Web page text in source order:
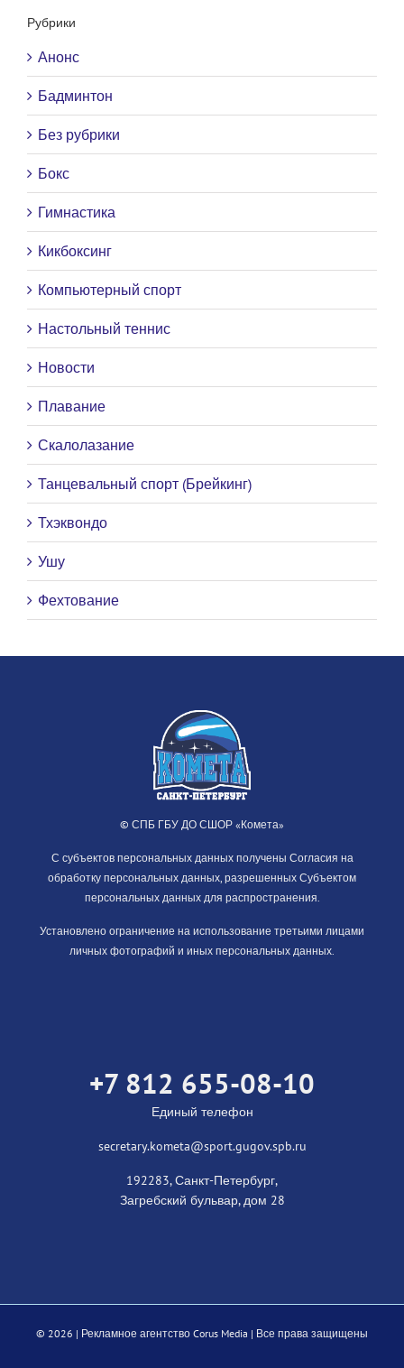
Рубрики
Анонс
Бадминтон
Без рубрики
Бокс
Гимнастика
Кикбоксинг
Компьютерный спорт
Настольный теннис
Новости
Плавание
Скалолазание
Танцевальный спорт (Брейкинг)
Тхэквондо
Ушу
Фехтование
© СПБ ГБУ ДО СШОР «Комета»
С субъектов персональных данных получены Согласия на
обработку персональных данных, разрешенных Субъектом
персональных данных для распространения.
Установлено ограничение на использование третьими лицами
личных фотографий и иных персональных данных.
+7 812 655-08-10
Единый телефон
secretary.kometa@sport.gugov.spb.ru
192283, Санкт-Петербург,
Загребский бульвар, дом 28
© 2026 | Рекламное агентство Corus Media | Все права защищены